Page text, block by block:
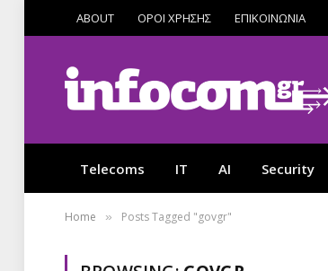
ABOUT ΟΡΟΙ ΧΡΗΣΗΣ ΕΠΙΚΟΙΝΩΝΙΑ
Telecoms IT AI Security
Home » Posts Tagged "govgr"